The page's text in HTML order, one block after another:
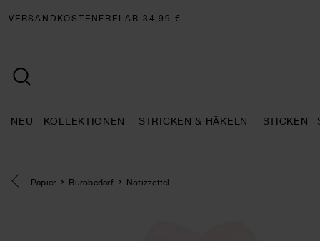
VERSANDKOSTENFREI AB 34,99 €
NEU KOLLEKTIONEN STRICKEN & HÄKELN STICKEN
Eine Kategorie zurück navigieren
Papier Bürobedarf Notizzettel